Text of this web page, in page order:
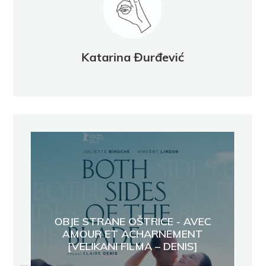
Katarina Đurđević
OBJE STRANE OŠTRICE - AVEC
AMOUR ET ACHARNEMENT
[VELIKANI FILMA – DENIS]